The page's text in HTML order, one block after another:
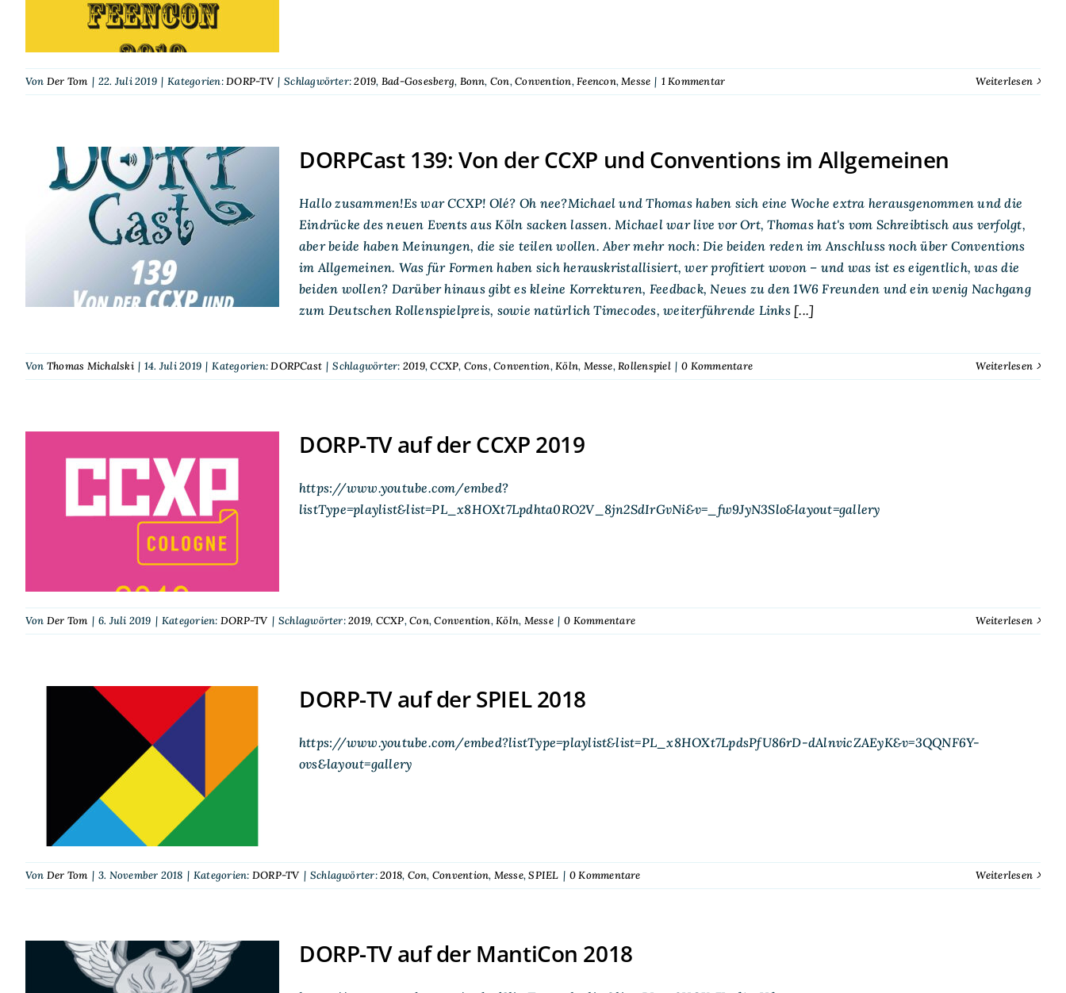
Von Der Tom | 22. Juli 2019 | Kategorien:DORP-TV | Schlagwörter:2019, Bad-Gosesberg, Bonn, Con,Convention,Feencon,Messe | 1 Kommentar Weiterlesen
DORPCast 139: Von der
CCXP und Conventions
im Allgemeinen
DORPCast 139: Von der CCXP und Conventions im Allgemeinen
Hallo zusammen!Es war CCXP! Olé? Oh nee?Michael und Thomas haben sich eine Woche extra herausgenommen und die
Eindrücke des neuen Events aus Köln sacken lassen. Michael war live vor Ort, Thomas hat's vom Schreibtisch aus verfolgt,
aber beide haben Meinungen, die sie teilen wollen. Aber mehr noch: Die beiden reden im Anschluss noch über Conventions
im Allgemeinen. Was für Formen haben sich herauskristallisiert, wer profitiert wovon – und was ist es eigentlich, was die
beiden wollen? Darüber hinaus gibt es kleine Korrekturen, Feedback, Neues zu den 1W6 Freunden und ein wenig Nachgang
zum Deutschen Rollenspielpreis, sowie natürlich Timecodes, weiterführende Links[...]
Von Thomas Michalski | 14. Juli 2019 | Kategorien:DORPCast | Schlagwörter: 2019,CCXP, Cons,Convention,Köln, Messe,Rollenspiel | 0 Kommentare Weiterlesen
DORP-TV auf der CCXP
2019
DORP-TV auf der CCXP 2019
https://www.youtube.com/embed?
listType=playlist&list=PL_x8HOXt7Lpdhta0RO2V_8jn2SdIrGvNi&v=_fw9JyN3Slo&layout=gallery
Von Der Tom | 6. Juli 2019 | Kategorien: DORP-TV | Schlagwörter:2019, CCXP,Con,Convention,Köln, Messe | 0 Kommentare Weiterlesen
DORP-TV auf der SPIEL
2018
DORP-TV auf der SPIEL 2018
https://www.youtube.com/embed?listType=playlist&list=PL_x8HOXt7LpdsPfU86rD-dAlnvicZAEyK&v=3QQNF6Y-
ovs&layout=gallery
Von Der Tom | 3. November 2018 | Kategorien: DORP-TV | Schlagwörter:2018, Con, Convention, Messe,SPIEL | 0 Kommentare Weiterlesen
DORP-TV auf der MantiCon 2018